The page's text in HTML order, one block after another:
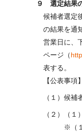
９ 選定結果
候補者選定
の結果を通
営業日に、
ページ（
表する。
【公表事項】
（１）候
（２）（
※（